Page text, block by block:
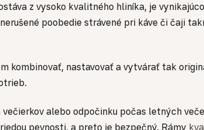
z vysoko kvalitného hliníka, je
poobedie strávené pri káve či čaji
kombinovať, nastavovať a vytvárať tak
alebo odpočinku počas letných
pevnosti, a preto je bezpečný. Rámy